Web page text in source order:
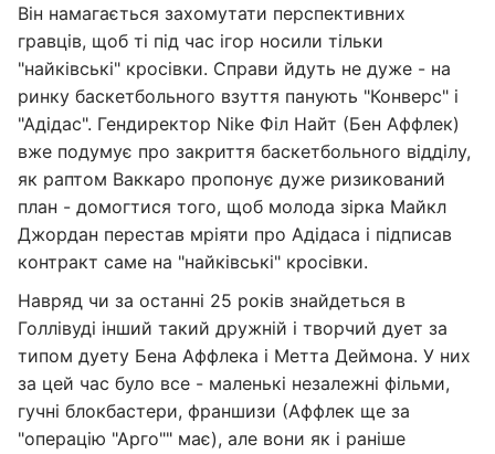
Він намагається захомутати перспективних
гравців, щоб ті під час ігор носили тільки
"найківські" кросівки. Справи йдуть не дуже - на
ринку баскетбольного взуття панують "Конверс" і
"Адідас". Гендиректор Nike Філ Найт (Бен Аффлек)
вже подумує про закриття баскетбольного відділу,
як раптом Ваккаро пропонує дуже ризикований
план - домогтися того, щоб молода зірка Майкл
Джордан перестав мріяти про Адідаса і підписав
контракт саме на "найківські" кросівки.
Навряд чи за останні 25 років знайдеться в
Голлівуді інший такий дружній і творчий дует за
типом дуету Бена Аффлека і Метта Деймона. У них
за цей час було все - маленькі незалежні фільми,
гучні блокбастери, франшизи (Аффлек ще за
"операцію "Арго"" має), але вони як і раніше